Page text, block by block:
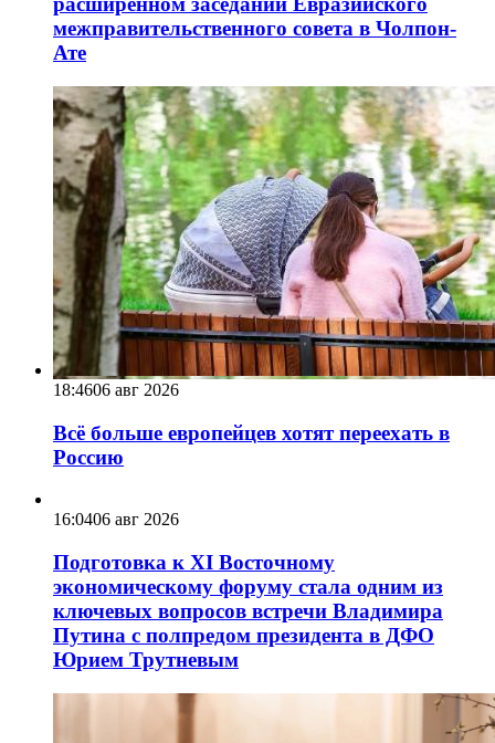
межправительственного совета в Чолпон-
Ате
18:4606 авг 2026
Всё больше европейцев хотят переехать в
Россию
16:0406 авг 2026
Подготовка к XI Восточному
экономическому форуму стала одним из
ключевых вопросов встречи Владимира
Путина с полпредом президента в ДФО
Юрием Трутневым